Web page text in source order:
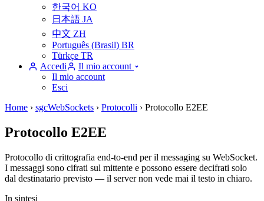
한국어 KO
日本語 JA
中文 ZH
Português (Brasil) BR
Türkçe TR
Accedi
Il mio account
Il mio account
Esci
Home › sgcWebSockets › Protocolli › Protocollo E2EE
Protocollo E2EE
Protocollo di crittografia end-to-end per il messaging su WebSocket.
I messaggi sono cifrati sul mittente e possono essere decifrati solo
dal destinatario previsto — il server non vede mai il testo in chiaro.
In sintesi